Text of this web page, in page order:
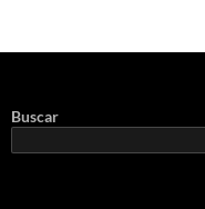
Buscar